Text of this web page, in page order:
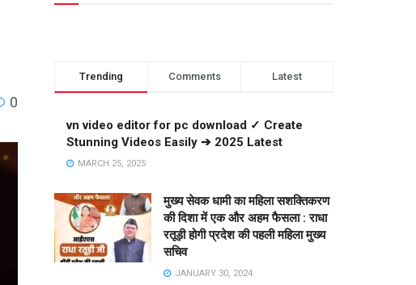
0
Trending Comments Latest
vn video editor for pc download ✓ Create
Stunning Videos Easily ➔ 2025 Latest
MARCH 25, 2025
मुख्य सेवक धामी का महिला सशक्तिकरण
की दिशा में एक और अहम फैसला : राधा
रतूड़ी होगी प्रदेश की पहली महिला मुख्य
सचिव
JANUARY 30, 2024